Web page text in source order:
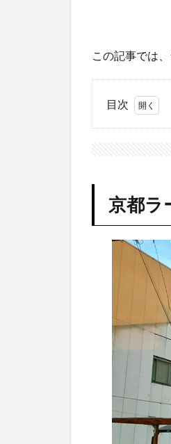
この記事では
目次
所
（京
都市
南
駐車
場・
場
1.3
店内
の様
京都ラ